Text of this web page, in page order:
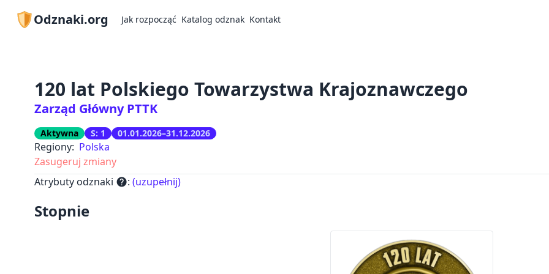
Odznaki.org Jak rozpocząć Katalog odznak Kontakt
120 lat Polskiego Towarzystwa Krajoznawczego
Zarząd Główny PTTK
Aktywna S: 1 01.01.2026–31.12.2026
Regiony: Polska
Zasugeruj zmiany
Atrybuty odznaki help: (uzupełnij)
Stopnie